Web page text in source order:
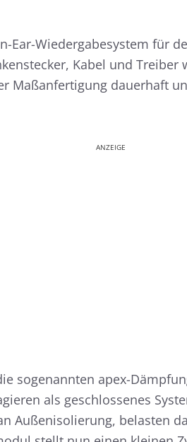
Ear-Wiedergabesystem für
Kabel und Treiber
Maßanfertigung dauerhaft
ANZEIGE
sogenannten apex-
als geschlossenes
Außenisolierung, belasten